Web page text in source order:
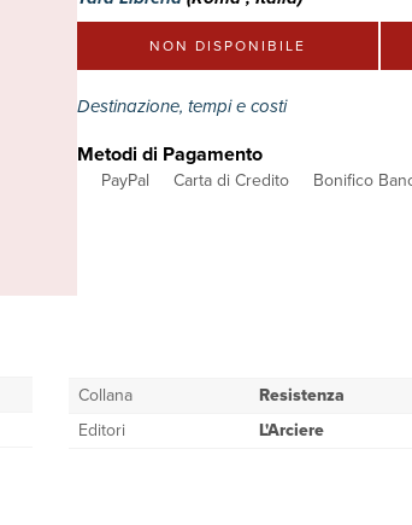
NON DISPONIBILE
Destinazione, tempi e costi
Metodi di Pagamento
PayPal Carta di Credito Bonifico
Collana
Resistenza
Editori
L'Arciere